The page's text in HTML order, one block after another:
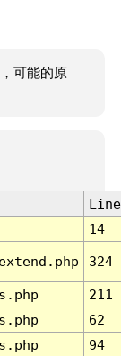
可能的原
Line
14
324
211
62
94